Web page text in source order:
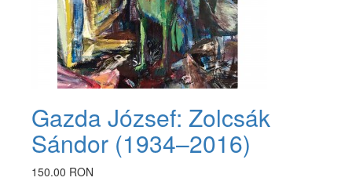
Gazda József: Zolcsák
Sándor (1934–2016)
150.00 RON